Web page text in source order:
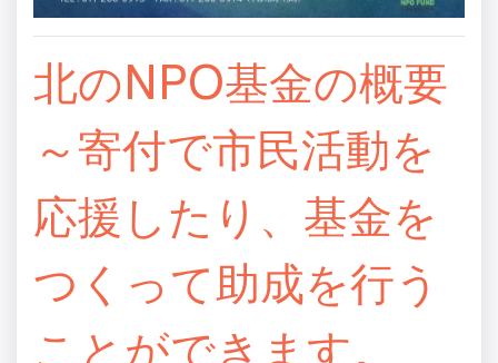
北のNPO基金の概要
～寄付で市民活動を
応援したり、基金を
つくって助成を行う